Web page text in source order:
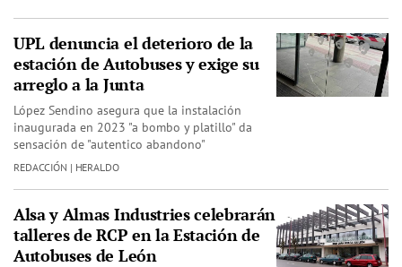
UPL denuncia el deterioro de la
estación de Autobuses y exige su
arreglo a la Junta
López Sendino asegura que la instalación
inaugurada en 2023 "a bombo y platillo" da
sensación de "autentico abandono"
REDACCIÓN | HERALDO
Alsa y Almas Industries celebrarán
talleres de RCP en la Estación de
Autobuses de León